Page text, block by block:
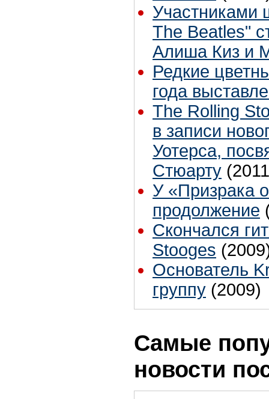
Участниками
The Beatles"
Алиша Киз и
Редкие
года
The Rolling
в записи
Уотерса,
Стюарту
У «Призрака
продолжение
Скончался
Stooges
Основатель
группу (2009)
Самые
новости